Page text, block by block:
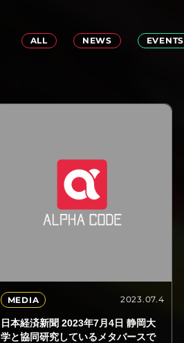
ALL NEWS EVENTS
MEDIA 2023.07.4
日本経済新聞 2023年7月4日 静岡大
学と協同研究しているメタバースで